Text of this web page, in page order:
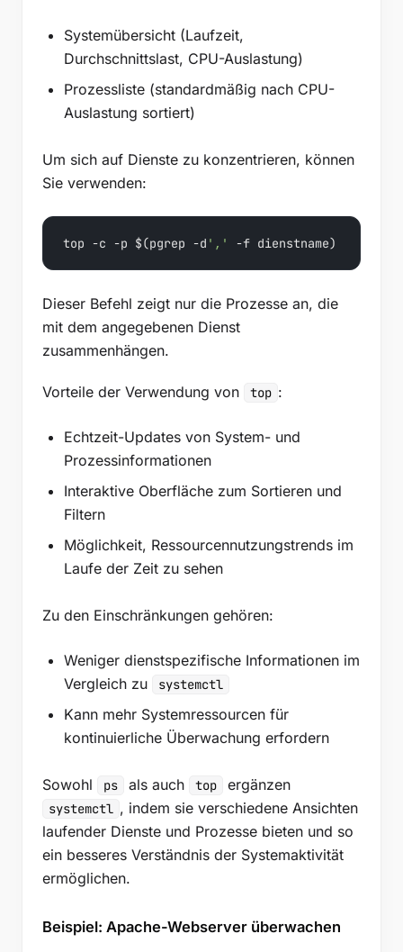
Systemübersicht (Laufzeit,
Durchschnittslast, CPU-Auslastung)
Prozessliste (standardmäßig nach CPU-
Auslastung sortiert)
Um sich auf Dienste zu konzentrieren, können
Sie verwenden:
top -c -p $(pgrep -d ',' -f dienstname)
Dieser Befehl zeigt nur die Prozesse an, die
mit dem angegebenen Dienst
zusammenhängen.
Vorteile der Verwendung von top :
Echtzeit-Updates von System- und
Prozessinformationen
Interaktive Oberfläche zum Sortieren und
Filtern
Möglichkeit, Ressourcennutzungstrends im
Laufe der Zeit zu sehen
Zu den Einschränkungen gehören:
Weniger dienstspezifische Informationen im
Vergleich zu
systemctl
Kann mehr Systemressourcen für
kontinuierliche Überwachung erfordern
Sowohl ps als auch top ergänzen
systemctl , indem sie verschiedene Ansichten
laufender Dienste und Prozesse bieten und so
ein besseres Verständnis der Systemaktivität
ermöglichen.
Beispiel: Apache-Webserver überwachen